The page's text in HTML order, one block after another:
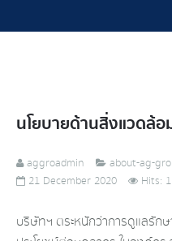
นโยบายด้านสิ่งแวดล้อ
aggroadmin
about-ag-gro
21 December 2020
Hits:
บริษัทฯ ตระหนักว่าการดูแลรัก